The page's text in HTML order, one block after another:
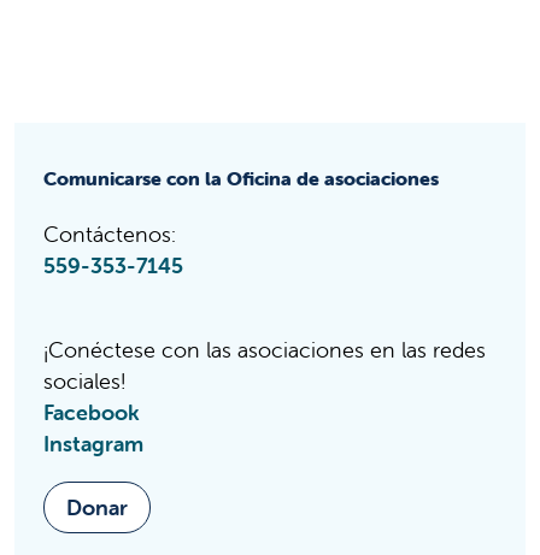
Comunicarse con la Oficina de asociaciones
Contáctenos:
559-353-7145
¡Conéctese con las asociaciones en las redes
sociales!
Facebook
Instagram
Donar